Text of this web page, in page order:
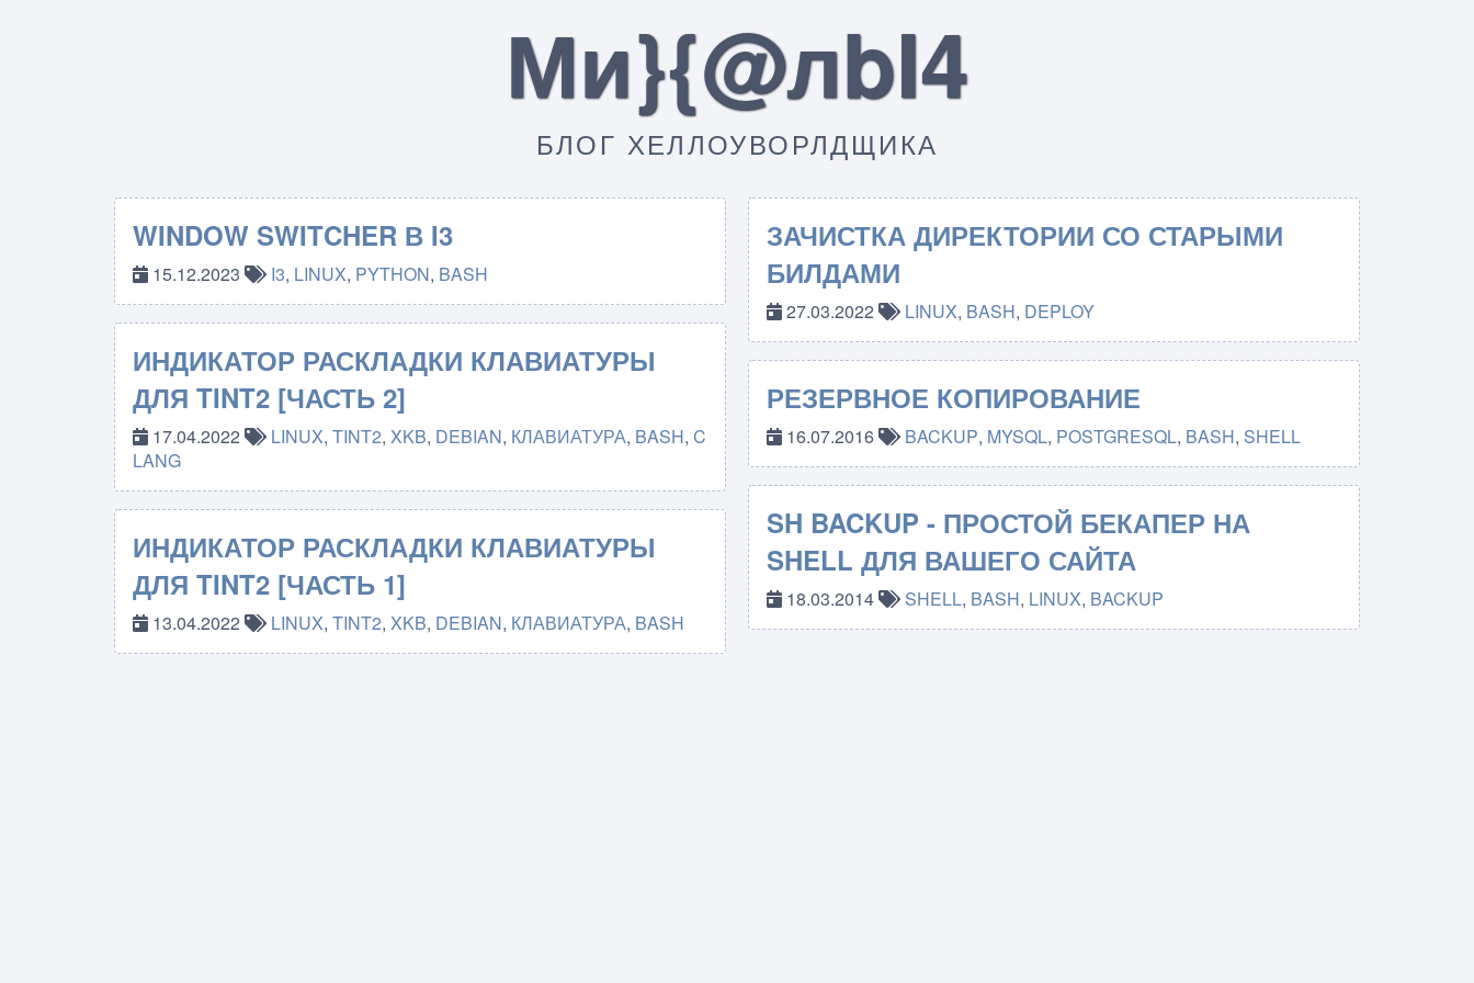
Ми}{@лbI4
БЛОГ ХЕЛЛОУВОРЛДЩИКА
WINDOW SWITCHER В I3
15.12.2023 I3, LINUX, PYTHON, BASH
ИНДИКАТОР РАСКЛАДКИ КЛАВИАТУРЫ
ДЛЯ TINT2 [ЧАСТЬ 2]
17.04.2022 LINUX, TINT2, XKB, DEBIAN, КЛАВИАТУРА, BASH, C
LANG
ИНДИКАТОР РАСКЛАДКИ КЛАВИАТУРЫ
ДЛЯ TINT2 [ЧАСТЬ 1]
13.04.2022 LINUX, TINT2, XKB, DEBIAN, КЛАВИАТУРА, BASH
ЗАЧИСТКА ДИРЕКТОРИИ СО СТАРЫМИ
БИЛДАМИ
27.03.2022 LINUX, BASH, DEPLOY
РЕЗЕРВНОЕ КОПИРОВАНИЕ
16.07.2016 BACKUP, MYSQL, POSTGRESQL, BASH, SHELL
SH BACKUP - ПРОСТОЙ БЕКАПЕР НА
SHELL ДЛЯ ВАШЕГО САЙТА
18.03.2014 SHELL, BASH, LINUX, BACKUP